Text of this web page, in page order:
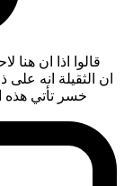
قالوا اذا ان هنا
ان الثقيلة انه
خسر تأتي هذه